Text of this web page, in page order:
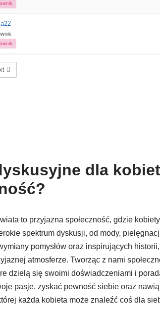
dla
to przyjazna społeczność, gdzie
spektrum dyskusji, od mody,
pomysłów oraz inspirujących
atmosferze. Tworząc z nami
dzielą się swoimi doświadczeniami i
pasje, zyskać pewność siebie oraz
każda kobieta może znaleźć coś dla